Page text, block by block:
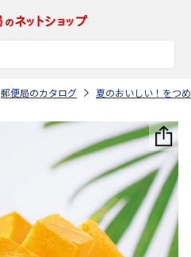
郵便局のカタログ 夏のおいしい！をつ